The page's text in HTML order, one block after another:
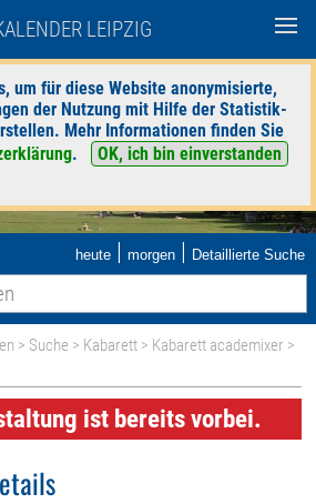
LEIPZIG
um für diese Website anonymisierte,
der Nutzung mit Hilfe der Statistik-
Mehr Informationen finden Sie
.
OK, ich bin einverstanden
heute | morgen | Detaillierte Suche
> Suche > Kabarett > Kabarett academixer >
ist bereits vorbei.